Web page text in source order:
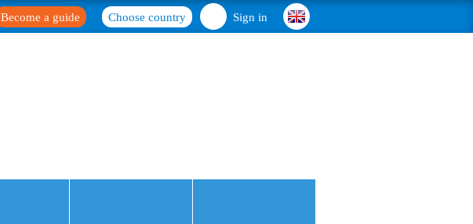
Sign in
Choose country
Become a guide